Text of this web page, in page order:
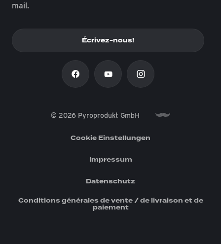
mail.
Écrivez-nous!
© 2026 Pyroprodukt GmbH
Cookie Einstellungen
Impressum
Datenschutz
Conditions générales de vente / de livraison et de
paiement